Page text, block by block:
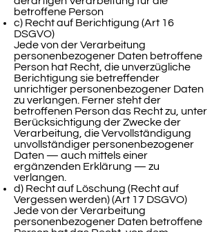
betroffene Person
c) Recht auf Berichtigung (Art 16
DSGVO)
Jede von der Verarbeitung
personenbezogener Daten betroffene
Person hat Recht, die unverzügliche
Berichtigung sie betreffender
unrichtiger personenbezogener Daten
zu verlangen. Ferner steht der
betroffenen Person das Recht zu, unter
Berücksichtigung der Zwecke der
Verarbeitung, die Vervollständigung
unvollständiger personenbezogener
Daten — auch mittels einer
ergänzenden Erklärung — zu
verlangen.
d) Recht auf Löschung (Recht auf
Vergessen werden) (Art 17 DSGVO)
Jede von der Verarbeitung
personenbezogener Daten betroffene